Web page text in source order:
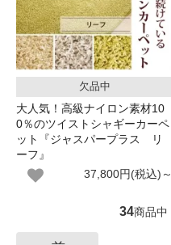
欠品中
大人気！高級ナイロン素材10
0％のツイストシャギーカーペ
ット『ジャスパープラス リ
ーフ』
37,800円(税込)～
34商品中